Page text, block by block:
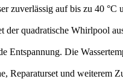
auf bis zu 40 °C
quadratische Whirlpool
Die
Reparaturset und weiterem